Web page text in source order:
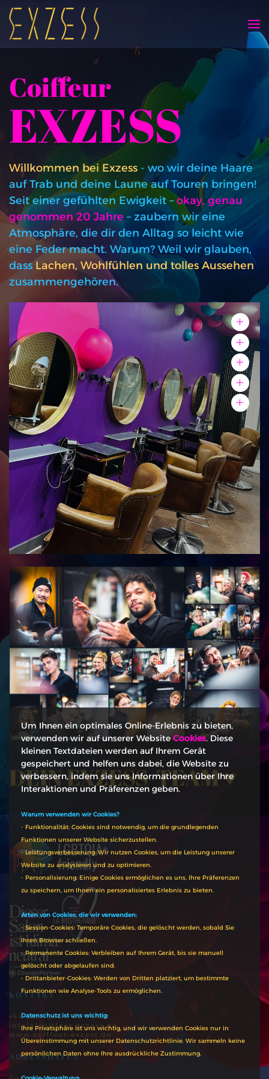
Skip to main content
Coiffeur
EXZESS
Willkommen bei Exzess - wo wir deine Haare
auf Trab und deine Laune auf Touren bringen!
Seit einer gefühlten Ewigkeit –okay, genau
genommen 20 Jahre – zaubern wir eine
Atmosphäre, die dir den Alltag so leicht wie
eine Feder macht. Warum? Weil wir glauben,
dass Lachen, Wohlfühlen und tolles Aussehen
zusammengehören.
DEIN EXZESS-TEAM ♥
KONTAKT
+49 (0) 3946 / 81 01 40
info[a]coiffeur-exzess.de
www.coiffeur-exzess.de
ADRESSDATEN
Um Ihnen ein optimales Online-Erlebnis zu bieten,
verwenden wir auf unserer WebsiteCookies. Diese
kleinen Textdateien werden auf Ihrem Gerät
gespeichert und helfen uns dabei, die Website zu
verbessern, indem sie uns Informationen über Ihre
Interaktionen und Präferenzen geben.
Warum verwenden wir Cookies?
- Funktionalität: Cookies sind notwendig, um die grundlegenden
Funktionen unserer Website sicherzustellen.
- Leistungsverbesserung: Wir nutzen Cookies, um die Leistung unserer
Website zu analysieren und zu optimieren.
- Personalisierung: Einige Cookies ermöglichen es uns, Ihre Präferenzen
zu speichern, um Ihnen ein personalisiertes Erlebnis zu bieten.
Arten von Cookies, die wir verwenden:
- Session-Cookies: Temporäre Cookies, die gelöscht werden, sobald Sie
Ihren Browser schließen.
- Permanente Cookies: Verbleiben auf Ihrem Gerät, bis sie manuell
gelöscht oder abgelaufen sind.
- Drittanbieter-Cookies: Werden von Dritten platziert, um bestimmte
Funktionen wie Analyse-Tools zu ermöglichen.
Datenschutz ist uns wichtig:
Ihre Privatsphäre ist uns wichtig, und wir verwenden Cookies nur in
Übereinstimmung mit unserer Datenschutzrichtlinie. Wir sammeln keine
persönlichen Daten ohne Ihre ausdrückliche Zustimmung.